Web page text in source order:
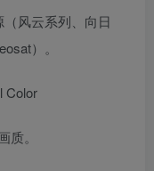
风云系列、向日
）。
Color
。